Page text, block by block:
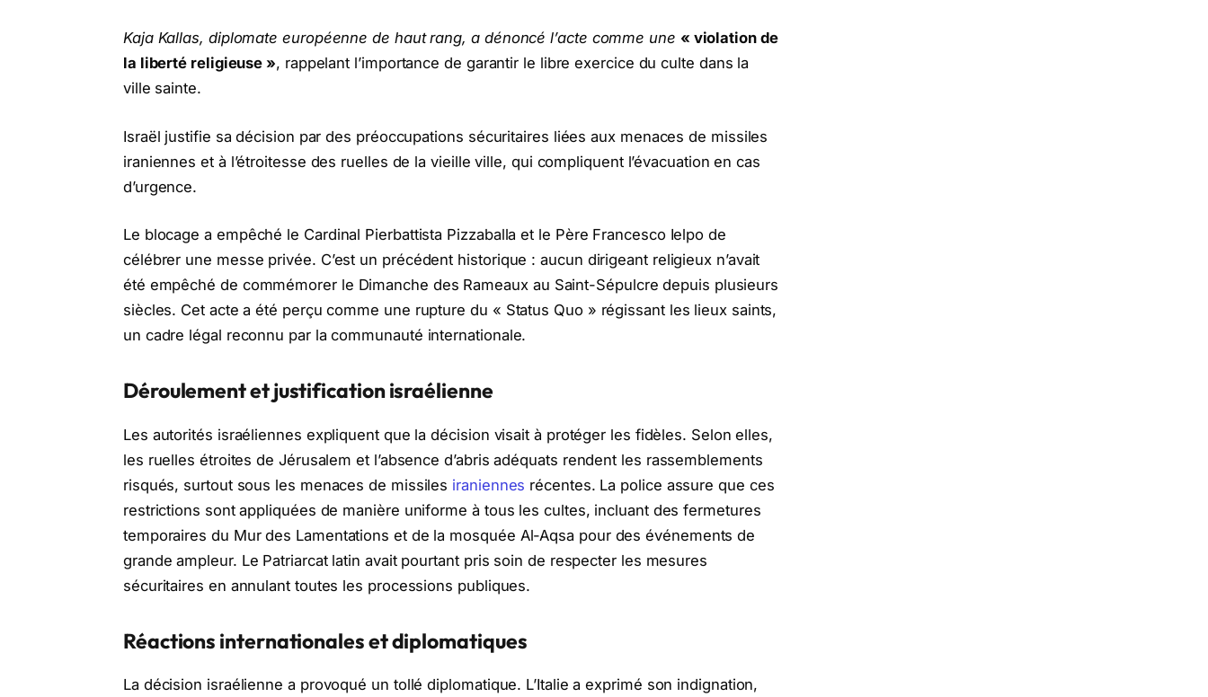
Kaja Kallas, diplomate européenne de haut rang, a dénoncé l’acte comme une « violation de
la liberté religieuse », rappelant l’importance de garantir le libre exercice du culte dans la
ville sainte.
Israël justifie sa décision par des préoccupations sécuritaires liées aux menaces de missiles
iraniennes et à l’étroitesse des ruelles de la vieille ville, qui compliquent l’évacuation en cas
d’urgence.
Le blocage a empêché le Cardinal Pierbattista Pizzaballa et le Père Francesco Ielpo de
célébrer une messe privée. C’est un précédent historique : aucun dirigeant religieux n’avait
été empêché de commémorer le Dimanche des Rameaux au Saint-Sépulcre depuis plusieurs
siècles. Cet acte a été perçu comme une rupture du « Status Quo » régissant les lieux saints,
un cadre légal reconnu par la communauté internationale.
Déroulement et justification israélienne
Les autorités israéliennes expliquent que la décision visait à protéger les fidèles. Selon elles,
les ruelles étroites de Jérusalem et l’absence d’abris adéquats rendent les rassemblements
risqués, surtout sous les menaces de missiles iraniennes récentes. La police assure que ces
restrictions sont appliquées de manière uniforme à tous les cultes, incluant des fermetures
temporaires du Mur des Lamentations et de la mosquée Al-Aqsa pour des événements de
grande ampleur. Le Patriarcat latin avait pourtant pris soin de respecter les mesures
sécuritaires en annulant toutes les processions publiques.
Réactions internationales et diplomatiques
La décision israélienne a provoqué un tollé diplomatique. L’Italie a exprimé son indignation,